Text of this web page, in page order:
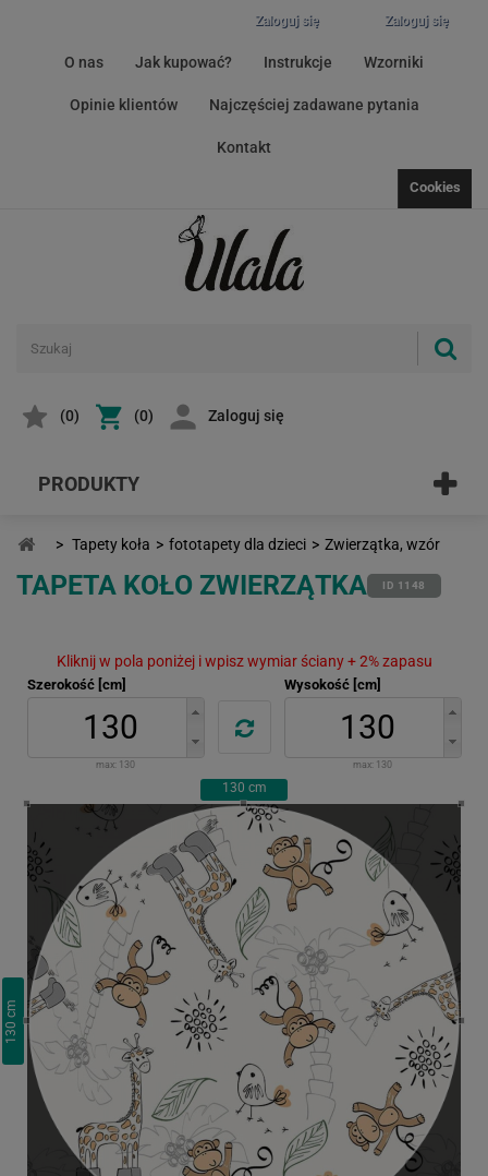
Zaloguj się
Zaloguj się
O nas Jak kupować? Instrukcje Wzorniki
Opinie klientów Najczęściej zadawane pytania
Kontakt
Cookies
(0) (0) Zaloguj się
PRODUKTY
> Tapety koła > fototapety dla dzieci > Zwierzątka, wzór
TAPETA KOŁO ZWIERZĄTKA ID 1148
Kliknij w pola poniżej i wpisz wymiar ściany + 2% zapasu
Szerokość [cm]
max: 130
Wysokość [cm]
max: 130
130 cm
130
cm